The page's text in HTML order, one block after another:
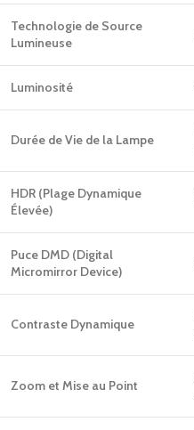
Technologie de Source
Lumineuse
Luminosité
Durée de Vie de la Lampe
HDR (Plage Dynamique
Élevée)
Puce DMD (Digital
Micromirror Device)
Contraste Dynamique
Zoom et Mise au Point